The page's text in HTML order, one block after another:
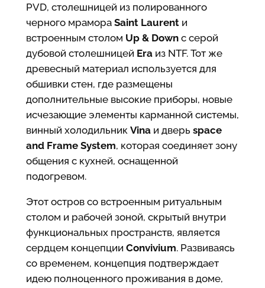
PVD, столешницей из полированного
черного мрамора Saint Laurentи
встроенным столом Up & Downс серой
дубовой столешницей Eraиз NTF. Тот же
древесный материал используется для
обшивки стен, где размещены
дополнительные высокие приборы, новые
исчезающие элементы карманной системы,
винный холодильник Vinaи дверь space
and Frame System, которая соединяет зону
общения с кухней, оснащенной
подогревом.
Этот остров со встроенным ритуальным
столом и рабочей зоной, скрытый внутри
функциональных пространств, является
сердцем концепции Convivium. Развиваясь
со временем, концепция подтверждает
идею полноценного проживания в доме,